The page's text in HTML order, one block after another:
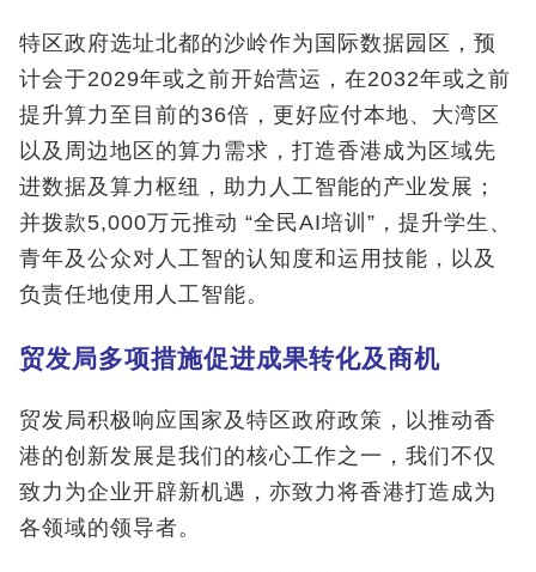
特区政府选址北都的沙岭作为国际数据园区，预
计会于2029年或之前开始营运，在2032年或之前
提升算力至目前的36倍，更好应付本地、大湾区
以及周边地区的算力需求，打造香港成为区域先
进数据及算力枢纽，助力人工智能的产业发展；
并拨款5,000万元推动 “全民AI培训”，提升学生、
青年及公众对人工智的认知度和运用技能，以及
负责任地使用人工智能。
贸发局多项措施促进成果转化及商机
贸发局积极响应国家及特区政府政策，以推动香
港的创新发展是我们的核心工作之一，我们不仅
致力为企业开辟新机遇，亦致力将香港打造成为
各领域的领导者。